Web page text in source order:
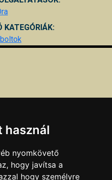
KATEGÓRIÁK:
használ
nyomkövető
hogy javítsa a
hogy személyre